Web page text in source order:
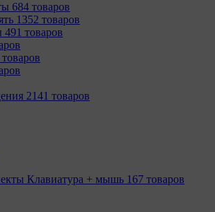
684 товаров
1352 товаров
491 товаров
2141 товаров
Клавиатура + мышь 167 товаров